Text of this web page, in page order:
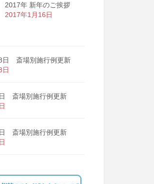
2017年 新年のご挨拶
2017年1月16日
日 斎場別施行例更新
日
斎場別施行例更新
斎場別施行例更新